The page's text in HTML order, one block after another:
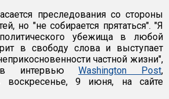
преследования со стороны
но "не собирается прятаться". "Я
убежища в любой
в свободу слова и выступает
частной жизни",
интервьюWashington Post,
воскресенье, 9 июня, на сайте